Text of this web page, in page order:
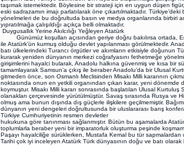
taşımak istemektedir. Böylesine bir strateji için en uygun düşen
eski sadrazamın imajı parlatılarak öne çıkartılmaktadır.
yönelmeleri de bu doğrultuda basın ve medya organlarında birbiri
yıpratılmağa çalışıldığı açıkça belli olmaktadır.
Duygusallık Yerine Akılcılığı Yeğleyen Atatürk
Günümüz koşulları açısından geriye doğru bakılırsa ortada,
ile Atatürk’ün kurmuş olduğu devlet yapılanması görülmektedir.
batı ülkelerindeki Turancı örgütler ve akımların etkisiyle doğunun
kurarak yeniden dünyanın merkezi coğrafyasını fethetmeğe
girişimlerini hayalci bularak, Anadolu halkına güvenmiş ve kısa bir
tamamlayarak Samsun’a çıkış ile beraber Anadolu’da bir Ulusal
gitmeden önce, son Osmanlı Meclisinden Misakı Milli kararının
noktasında onun en yetkili organından çıkan karar, yeni dönemde
koymuştur. Misakı Milli kararı sonrasında başlatılan Ulusal Kurtuluş
olanakları çerçevesinde yürütülmüştür. Savaş sırasında Rusya ve
olmuş ama bunun dışında dış güçlerle ilişkilere geçilmemiştir.
dünyanın yeni dengeleri doğrultusunda bir uluslararası barış
Türkiye Cumhuriyetinin resmen devletler
hukukuna göre tanınması sağlanmıştır. Bütün bu aşamalarda
toplumlarla beraber yeni bir imparatorluk oluşturma peşinde
Paşayı hayalciliğe sürüklerken, Mustafa Kemal bu tür sapmalardan
Tarihi çok iyi inceleyen Atatürk Türk dünyasının doğu ve batı olarak